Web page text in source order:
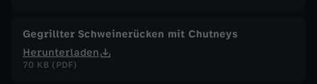
Gegrillter Schweinerücken mit Chutneys
Herunterladen
70 KB (PDF)